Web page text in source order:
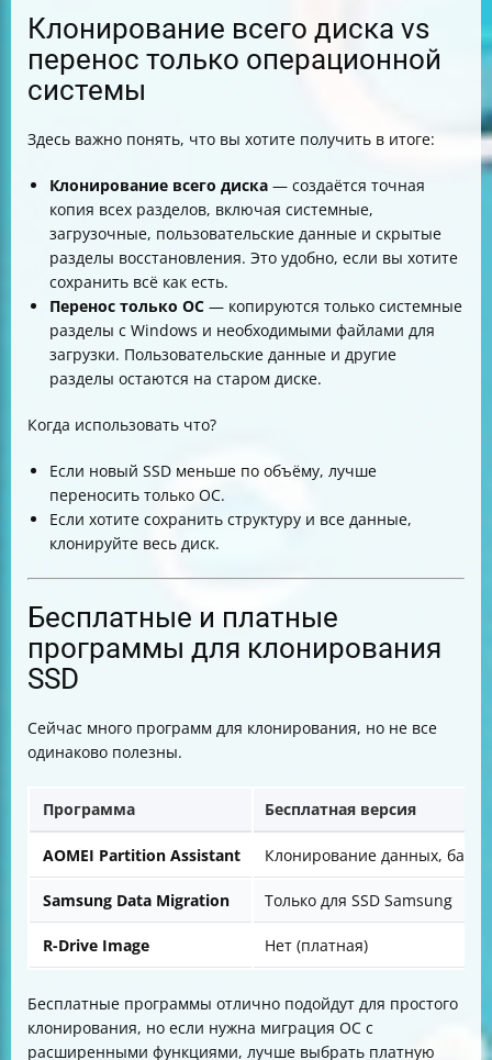
Клонирование всего диска vs
перенос только операционной
системы
Здесь важно понять, что вы хотите получить в итоге:
Клонирование всего диска — создаётся точная
копия всех разделов, включая системные,
загрузочные, пользовательские данные и скрытые
разделы восстановления. Это удобно, если вы хотите
сохранить всё как есть.
Перенос только ОС — копируются только системные
разделы с Windows и необходимыми файлами для
загрузки. Пользовательские данные и другие
разделы остаются на старом диске.
Когда использовать что?
Если новый SSD меньше по объёму, лучше
переносить только ОС.
Если хотите сохранить структуру и все данные,
клонируйте весь диск.
Бесплатные и платные
программы для клонирования
SSD
Сейчас много программ для клонирования, но не все
одинаково полезны.
Программа Бесплатная версия
AOMEI Partition Assistant Клонирование данных,
Samsung Data Migration Только для SSD Samsung
R-Drive Image Нет (платная)
Бесплатные программы отлично подойдут для простого
клонирования, но если нужна миграция ОС с
расширенными функциями, лучше выбрать платную